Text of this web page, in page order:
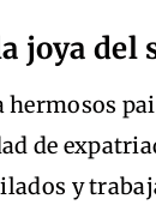
joya del
de
y